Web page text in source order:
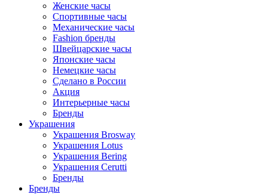
Женские часы
Спортивные часы
Механические часы
Fashion бренды
Швейцарские часы
Японские часы
Немецкие часы
Сделано в России
Акция
Интерьерные часы
Бренды
Украшения
Украшения Brosway
Украшения Lotus
Украшения Bering
Украшения Cerutti
Бренды
Бренды